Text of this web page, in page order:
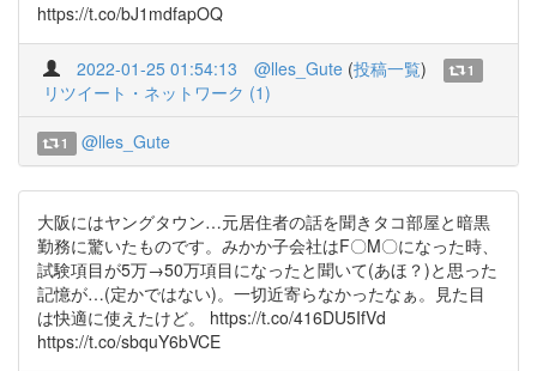
https://t.co/bJ1mdfapOQ
2022-01-25 01:54:13 @lles_Gute (投稿一覧) 1
リツイート・ネットワーク (1)
1 @lles_Gute
大阪にはヤングタウン…元居住者の話を聞きタコ部屋と暗黒
勤務に驚いたものです。みかか子会社はF〇M〇になった時、
試験項目が5万→50万項目になったと聞いて(あほ？)と思った
記憶が…(定かではない)。一切近寄らなかったなぁ。見た目
は快適に使えたけど。 https://t.co/416DU5IfVd
https://t.co/sbquY6bVCE